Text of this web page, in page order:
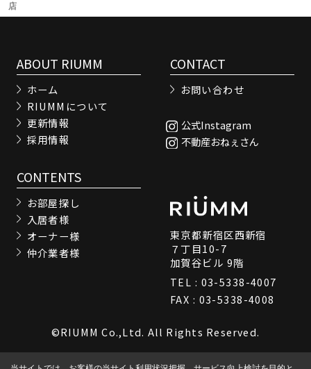
店
ABOUT RIUMM
ホーム
RIUMMについて
更新情報
採用情報
CONTACT
お問い合わせ
公式Instagram
不動産おねぇさん
CONTENTS
お部屋探し
入居者様
オーナー様
仲介業者様
東京都新宿区西新宿
７丁目10-7
加賀谷ビル 9階
TEL : 03-5338-4007
FAX : 03-5338-4008
©RIUMM Co.,Ltd. All Rights Reserved.